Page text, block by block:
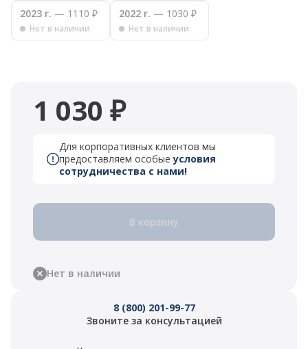
2023 г. — 1110 ₽
Нет в наличии
2022 г. — 1030 ₽
Нет в наличии
1 030 ₽
Для корпоративных клиентов мы
предоставляем особыеусловия
сотрудничества с нами!
В корзину
Нет в наличии
8 (800) 201-99-77
Звоните за консультацией